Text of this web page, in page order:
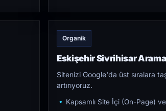
Organik
Eskişehir Sivrihisar
Sitenizi Google'da üst sıralara
artırıyoruz.
Kapsamlı Site İçi (On-Page)